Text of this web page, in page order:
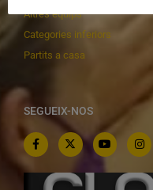
Altres equips
Categories inferiors
Partits a casa
SEGUEIX-NOS